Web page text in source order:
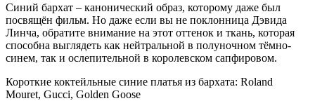
Синий бархат – канонический образ, которому даже был
посвящён фильм. Но даже если вы не поклонница Дэвида
Линча, обратите внимание на этот оттенок и ткань, которая
способна выглядеть как нейтральной в полуночном тёмно-
синем, так и ослепительной в королевском сапфировом.
Короткие коктейльные синие платья из бархата: Roland
Mouret, Gucci, Golden Goose